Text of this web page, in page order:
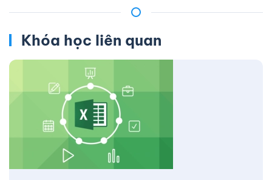
Khóa học liên quan